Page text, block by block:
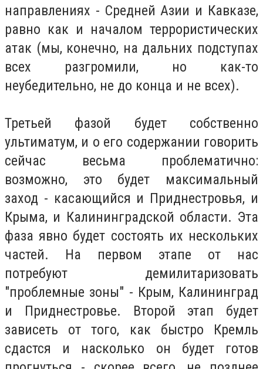
направлениях - Средней Азии и Кавказе,
равно как и началом террористических
атак (мы, конечно, на дальних подступах
всех разгромили, но как-то
неубедительно, не до конца и не всех).
Третьей фазой будет собственно
ультиматум, и о его содержании говорить
сейчас весьма проблематично:
возможно, это будет максимальный
заход - касающийся и Приднестровья, и
Крыма, и Калининградской области. Эта
фаза явно будет состоять их нескольких
частей. На первом этапе от нас
потребуют демилитаризовать
"проблемные зоны" - Крым, Калининград
и Приднестровье. Второй этап будет
зависеть от того, как быстро Кремль
сдастся и насколько он будет готов